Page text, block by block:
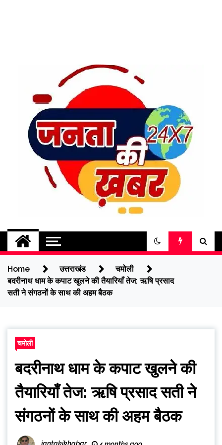
jantakikhabar
Home उत्तराखंड
चमोली
बदरीनाथ धाम के कपाट खुलने की तैयारियाँ तेज: ऋषि प्रसाद
सती ने संगठनों के साथ की अहम बैठक
चमोली
बदरीनाथ धाम के कपाट खुलने की
तैयारियाँ तेज: ऋषि प्रसाद सती ने
संगठनों के साथ की अहम बैठक